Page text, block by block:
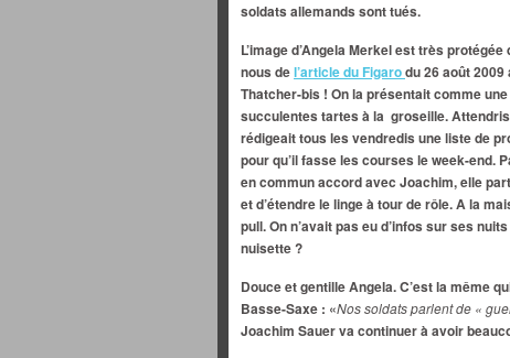
soldats allemands sont tués.
L’image d’Angela Merkel est très
nous del’article du Figarodu 26 août
Thatcher-bis ! On la présentait comme
succulentes tartes à la groseille.
rédigeait tous les vendredis une liste de
pour qu’il fasse les courses le week-end.
en commun accord avec Joachim, elle
et d’étendre le linge à tour de rôle. A la
pull. On n’avait pas eu d’infos sur ses
nuisette ?
Douce et gentille Angela. C’est la même
Basse-Saxe : «Nos soldats parlent de «
Joachim Sauer va continuer à avoir